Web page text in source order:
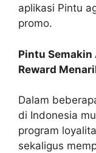
aplikasi Pintu
promo.
Pintu
Reward
Dalam
di Indonesia
program
sekaligus